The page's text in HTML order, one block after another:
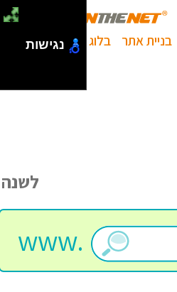
בניית אתר בלוג
לשנה
www.
נגישות